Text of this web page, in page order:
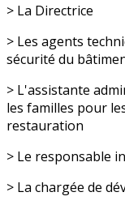
> La Directrice
> Les agents
sécurité du
> L'assistante
les familles pour
restauration
> Le responsable
> La chargée de